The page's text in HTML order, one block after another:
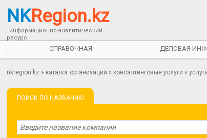
NKRegion.kz
информационно-аналитический
ресурс
СПРАВОЧНАЯ ДЕЛОВАЯ
nkregion.kz » каталог организаций » консалтинговые услуги »
ПОИСК ПО НАЗВАНИЮ